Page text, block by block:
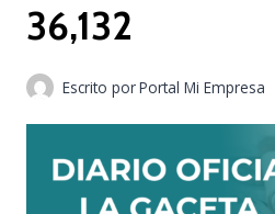
36,132
Escrito porPortal Mi Empresa